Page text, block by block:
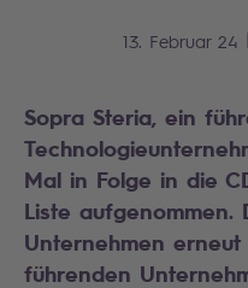
13. Februar 24 |
Sopra Steria, ein
Mal in Folge in die
Liste aufgenommen.
Unternehmen
führenden